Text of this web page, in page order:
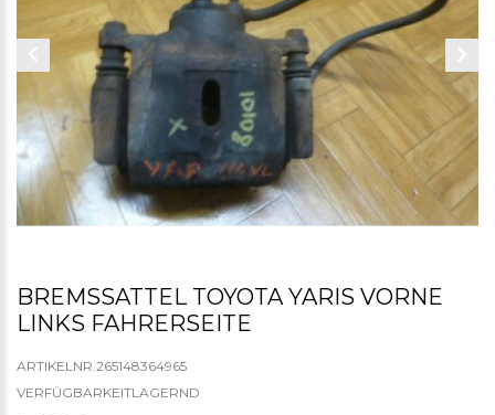
BREMSSATTEL TOYOTA YARIS VORNE
LINKS FAHRERSEITE
ARTIKELNR.265148364965
VERFÜGBARKEITLAGERND